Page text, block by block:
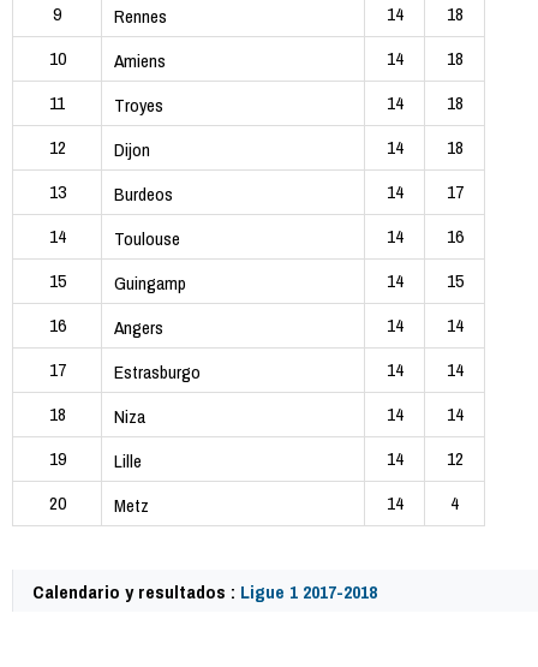
9
Rennes 14
18
10
Amiens 14
18
11
Troyes 14
18
12
Dijon 14
18
13
Burdeos 14
17
14
Toulouse 14
16
15
Guingamp 14
15
16
Angers 14
14
17
Estrasburgo 14
14
18
Niza 14
14
19
Lille 14
12
20
Metz 14 4
Calendario y resultados : Ligue 1 2017-2018